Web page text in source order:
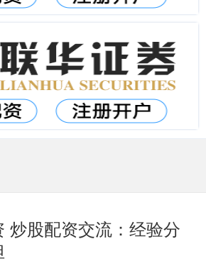
炒股配资交流：经验分